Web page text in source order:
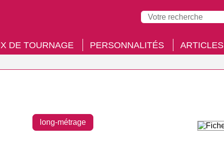
DE TOURNAGE PERSONNALITÉS ARTICLES
long-métrage